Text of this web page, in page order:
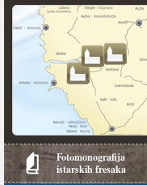
Fotomonografija
istarskih fresaka